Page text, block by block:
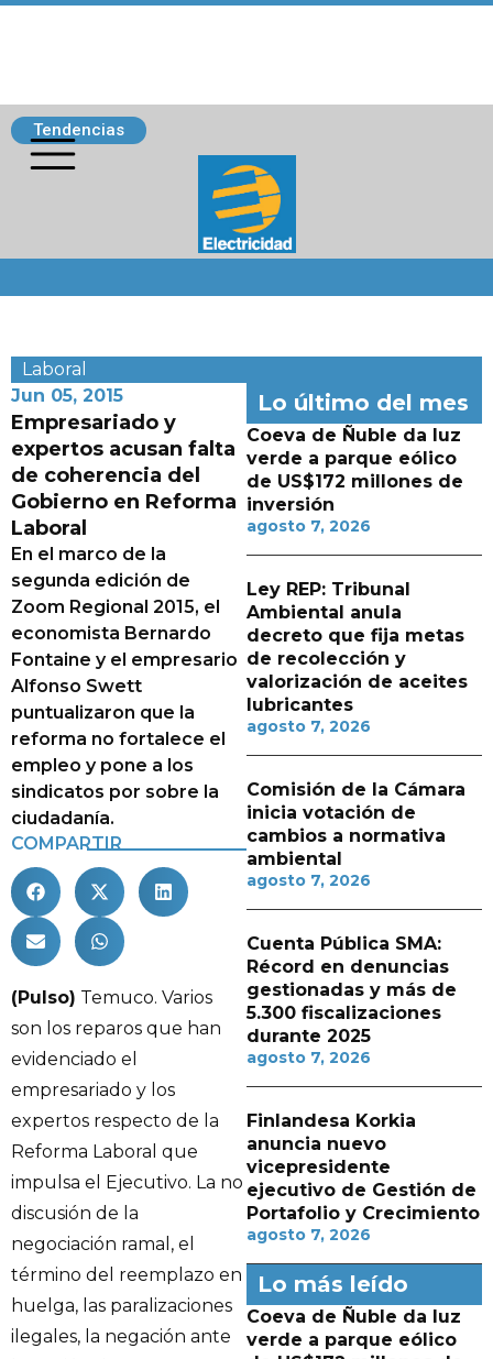
Tendencias
Laboral
Jun 05, 2015
Empresariado y
expertos acusan falta
de coherencia del
Gobierno en Reforma
Laboral
En el marco de la
segunda edición de
Zoom Regional 2015, el
economista Bernardo
Fontaine y el empresario
Alfonso Swett
puntualizaron que la
reforma no fortalece el
empleo y pone a los
sindicatos por sobre la
ciudadanía.
COMPARTIR
(Pulso) Temuco. Varios
son los reparos que han
evidenciado el
empresariado y los
expertos respecto de la
Reforma Laboral que
impulsa el Ejecutivo. La no
discusión de la
negociación ramal, el
término del reemplazo en
huelga, las paralizaciones
ilegales, la negación ante
Lo último del mes
Coeva de Ñuble da luz
verde a parque eólico
de US$172 millones de
inversión
agosto 7, 2026
Ley REP: Tribunal
Ambiental anula
decreto que fija metas
de recolección y
valorización de aceites
lubricantes
agosto 7, 2026
Comisión de la Cámara
inicia votación de
cambios a normativa
ambiental
agosto 7, 2026
Cuenta Pública SMA:
Récord en denuncias
gestionadas y más de
5.300 fiscalizaciones
durante 2025
agosto 7, 2026
Finlandesa Korkia
anuncia nuevo
vicepresidente
ejecutivo de Gestión de
Portafolio y Crecimiento
agosto 7, 2026
Lo más leído
Coeva de Ñuble da luz
verde a parque eólico